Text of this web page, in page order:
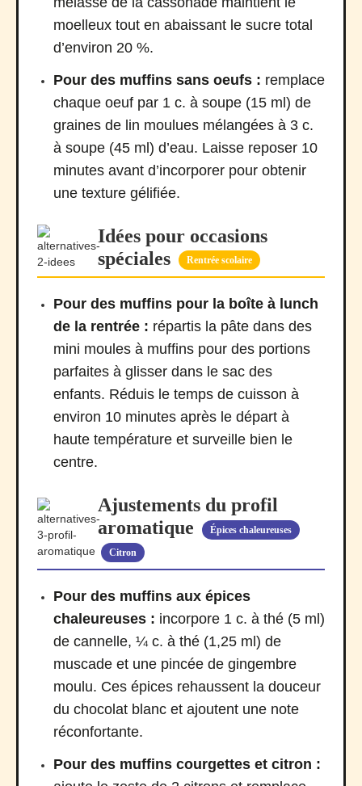
moelleux tout en abaissant le sucre total
d’environ 20 %.
Pour des muffins sans oeufs : remplace
chaque oeuf par 1 c. à soupe (15 ml) de
graines de lin moulues mélangées à 3 c.
à soupe (45 ml) d’eau. Laisse reposer 10
minutes avant d’incorporer pour obtenir
une texture gélifiée.
Idées pour occasions
spéciales
Rentrée scolaire
Pour des muffins pour la boîte à lunch
de la rentrée : répartis la pâte dans des
mini moules à muffins pour des portions
parfaites à glisser dans le sac des
enfants. Réduis le temps de cuisson à
environ 10 minutes après le départ à
haute température et surveille bien le
centre.
Ajustements du profil
aromatique
Épices chaleureuses
Citron
Pour des muffins aux épices
chaleureuses : incorpore 1 c. à thé (5 ml)
de cannelle, ¼ c. à thé (1,25 ml) de
muscade et une pincée de gingembre
moulu. Ces épices rehaussent la douceur
du chocolat blanc et ajoutent une note
réconfortante.
Pour des muffins courgettes et citron :